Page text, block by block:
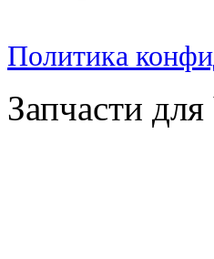
Политика
Запчасти